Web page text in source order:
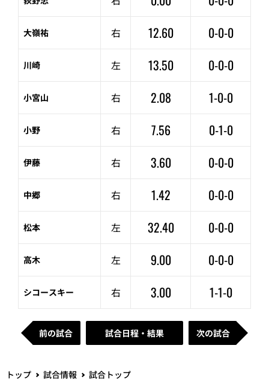
大嶺祐 右 12.60 0-0-0
川崎 左 13.50 0-0-0
小宮山 右 2.08 1-0-0
小野 右 7.56 0-1-0
伊藤 右 3.60 0-0-0
中郷 右 1.42 0-0-0
松本 左 32.40 0-0-0
高木 左 9.00 0-0-0
シコースキー 右 3.00 1-1-0
前の試合 試合日程・結果 次の試合
トップ 試合情報 試合トップ